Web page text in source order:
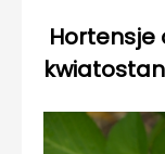
Hortensje